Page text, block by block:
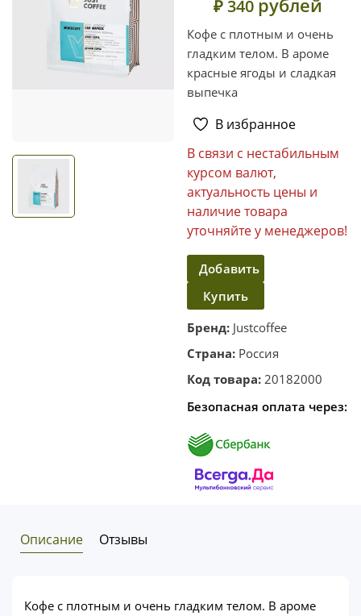
₽ 340
Кофе с плотным и очень
гладким телом. В ароме
красные ягоды и сладкая
выпечка
В избранное
В связи с нестабильным
курсом валют,
актуальность цены и
наличие товара
уточняйте у менеджеров!
Добавить
в
корзину
Купить
в один
клик
Бренд: Justcoffee
Страна: Россия
Код товара: 20182000
Безопасная оплата через:
Описание Отзывы
Кофе с плотным и очень гладким телом. В ароме